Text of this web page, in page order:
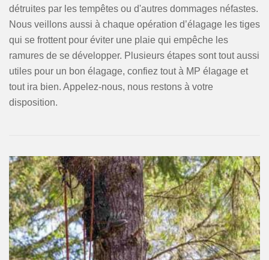
détruites par les tempêtes ou d'autres dommages néfastes.
Nous veillons aussi à chaque opération d’élagage les tiges
qui se frottent pour éviter une plaie qui empêche les
ramures de se développer. Plusieurs étapes sont tout aussi
utiles pour un bon élagage, confiez tout à MP élagage et
tout ira bien. Appelez-nous, nous restons à votre
disposition.